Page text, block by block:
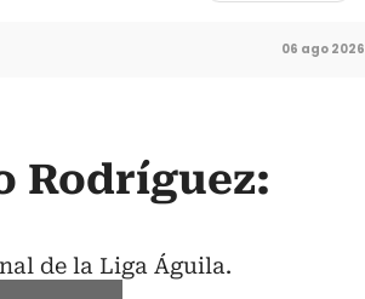
06 ago 2026
Rodríguez:
de la Liga Águila.